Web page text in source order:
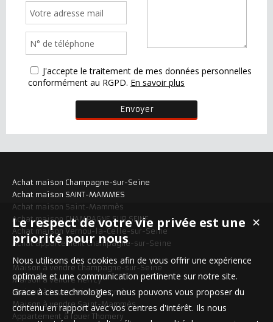
J'accepte le traitement de mes données personnelles
conformément au RGPD. En savoir plus
Achat maison Champagne-sur-Seine
Achat maison SAINT-MAMMES
Achat maison Saint-Mammès
Achat maison CHAMPAGNE SUR SEINE
Achat maison Vernou-la-Celle-sur-Seine
Achat appartement Champagne-sur-Seine
Maison à vendre Champagne-sur-Seine
Maison à vendre Héricy
Maison à louer Saint-Mammès
Maison à vendre Saint-Mammès
Appartement à louer Thomery
✕
Le respect de votre vie privée est une
priorité pour nous
Nous utilisons des cookies afin de vous offrir une expérience
optimale et une communication pertinente sur notre site.
Grace à ces technologies, nous pouvons vous proposer du
contenu en rapport avec vos centres d'intérêt. Ils nous